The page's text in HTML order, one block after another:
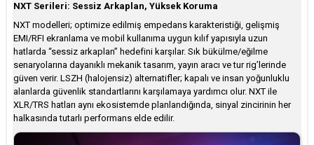
NXT Serileri: Sessiz Arkaplan, Yüksek Koruma
NXT modelleri; optimize edilmiş empedans karakteristiği, gelişmiş
EMI/RFI ekranlama ve mobil kullanıma uygun kılıf yapısıyla uzun
hatlarda “sessiz arkaplan” hedefini karşılar. Sık bükülme/eğilme
senaryolarına dayanıklı mekanik tasarım, yayın aracı ve tur rig’lerinde
güven verir. LSZH (halojensiz) alternatifler; kapalı ve insan yoğunluklu
alanlarda güvenlik standartlarını karşılamaya yardımcı olur. NXT ile
XLR/TRS hatları aynı ekosistemde planlandığında, sinyal zincirinin her
halkasında tutarlı performans elde edilir.